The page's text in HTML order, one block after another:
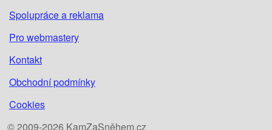
Spolupráce a reklama
Pro webmastery
Kontakt
Obchodní podmínky
Cookies
© 2009-2026 KamZaSněhem.cz